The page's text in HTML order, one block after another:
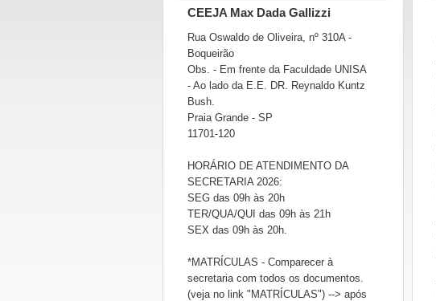
CEEJA Max Dada Gallizzi
Rua Oswaldo de Oliveira, nº 310A -
Boqueirão
Obs. - Em frente da Faculdade UNISA
- Ao lado da E.E. DR. Reynaldo Kuntz
Bush.
Praia Grande - SP
11701-120
HORÁRIO DE ATENDIMENTO DA
SECRETARIA 2026:
SEG das 09h às 20h
TER/QUA/QUI das 09h às 21h
SEX das 09h às 20h.
*MATRÍCULAS - Comparecer à
secretaria com todos os documentos.
(veja no link "MATRÍCULAS") --> após